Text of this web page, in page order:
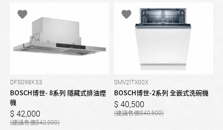
DFS098K53
BOSCH博世- 8系列 隱藏式排油煙
機
42,000
42,000
SMV2ITX00X
BOSCH博世-2系列 全嵌式洗碗機
40,500
40,500